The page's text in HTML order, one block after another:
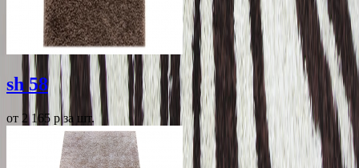
sh 58
от 2 165 pза шт.